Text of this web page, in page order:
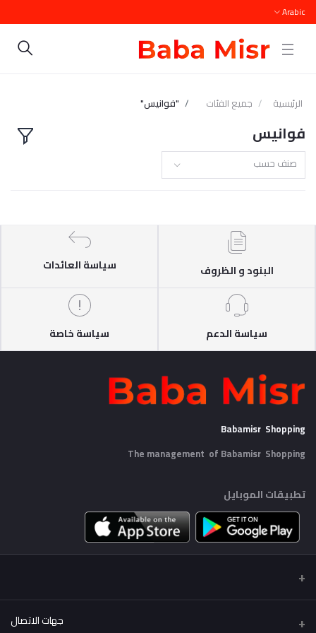
Arabic
الرئيسية جميع الفئات "فوانيس"
فوانيس
صنف حسب
البنود و الظروف سياسة العائدات
سياسة الدعم سياسة خاصة
Babamisr Shopping
The management of Babamisr Shopping
تطبيقات الموبايل
جهات الاتصال